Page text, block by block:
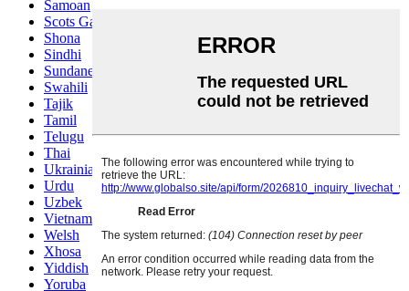
Samoan
Scots Gaelic
Shona
Sindhi
Sundanese
Swahili
Tajik
Tamil
Telugu
Thai
Ukrainian
Urdu
Uzbek
Vietnamese
Welsh
Xhosa
Yiddish
Yoruba